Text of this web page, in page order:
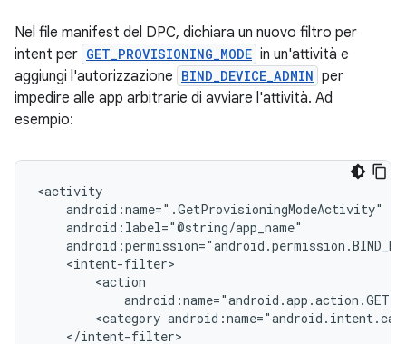
Nel file manifest del DPC, dichiara un nuovo filtro per
intent per GET_PROVISIONING_MODE in un'attività e
aggiungi l'autorizzazione BIND_DEVICE_ADMIN per
impedire alle app arbitrarie di avviare l'attività. Ad
esempio:
<category
</intent-filter>